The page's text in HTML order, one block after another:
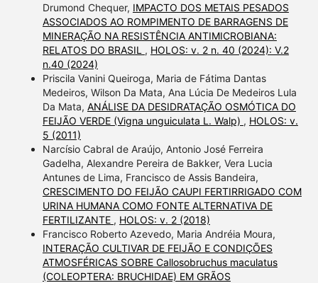
Drumond Chequer, IMPACTO DOS METAIS PESADOS
ASSOCIADOS AO ROMPIMENTO DE BARRAGENS DE
MINERAÇÃO NA RESISTÊNCIA ANTIMICROBIANA:
RELATOS DO BRASIL , HOLOS: v. 2 n. 40 (2024): V.2
n.40 (2024)
Priscila Vanini Queiroga, Maria de Fátima Dantas
Medeiros, Wilson Da Mata, Ana Lúcia De Medeiros Lula
Da Mata, ANÁLISE DA DESIDRATAÇÃO OSMÓTICA DO
FEIJÃO VERDE (Vigna unguiculata L. Walp) , HOLOS: v.
5 (2011)
Narcísio Cabral de Araújo, Antonio José Ferreira
Gadelha, Alexandre Pereira de Bakker, Vera Lucia
Antunes de Lima, Francisco de Assis Bandeira,
CRESCIMENTO DO FEIJÃO CAUPI FERTIRRIGADO COM
URINA HUMANA COMO FONTE ALTERNATIVA DE
FERTILIZANTE , HOLOS: v. 2 (2018)
Francisco Roberto Azevedo, Maria Andréia Moura,
INTERAÇÃO CULTIVAR DE FEIJÃO E CONDIÇÕES
ATMOSFÉRICAS SOBRE Callosobruchus maculatus
(COLEOPTERA: BRUCHIDAE) EM GRÃOS